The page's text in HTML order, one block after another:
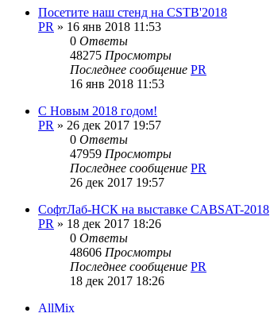
Посетите наш стенд на CSTB'2018
PR » 16 янв 2018 11:53
0 Ответы
48275 Просмотры
Последнее сообщение PR
16 янв 2018 11:53
С Новым 2018 годом!
PR » 26 дек 2017 19:57
0 Ответы
47959 Просмотры
Последнее сообщение PR
26 дек 2017 19:57
СофтЛаб-НСК на выставке CABSAT-2018
PR » 18 дек 2017 18:26
0 Ответы
48606 Просмотры
Последнее сообщение PR
18 дек 2017 18:26
AllMix